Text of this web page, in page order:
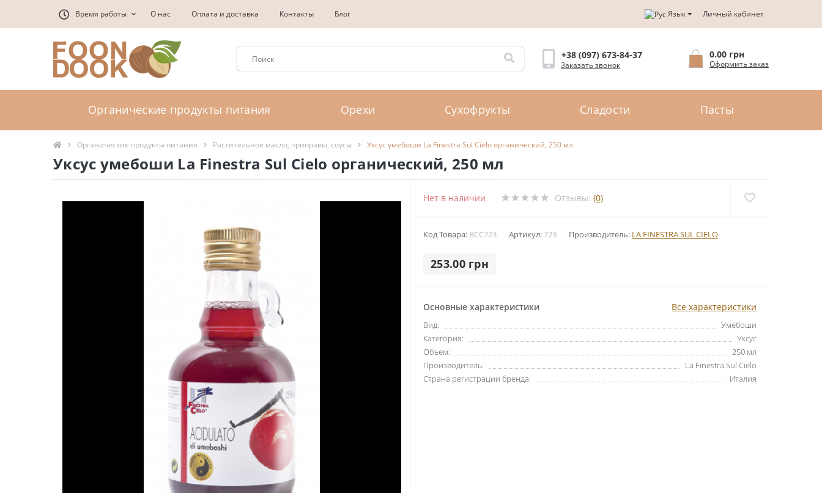
Время работы О нас Оплата и доставка Контакты Блог Язык Личный кабинет
+38 (097) 673-84-37
Заказать звонок
0.00 грн
Оформить заказ
Органические продукты питания Орехи Сухофрукты Сладости Пасты
Органические продукты питания Растительное масло, приправы, соусы Уксус умебоши La Finestra Sul Cielo органический, 250 мл
Уксус умебоши La Finestra Sul Cielo органический, 250 мл
Нет в наличии Отзывы: (0)
Код Товара: BCC723 Артикул:723 Производитель: LA FINESTRA SUL CIELO
253.00 грн
Основные характеристики Все характеристики
Вид:
Умебоши
Категория:
Уксус
Объем:
250 мл
Производитель:
La Finestra Sul Cielo
Страна регистрации бренда:
Италия